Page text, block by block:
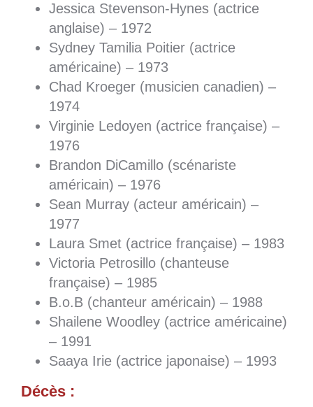
Jessica Stevenson-Hynes (actrice
anglaise) – 1972
Sydney Tamilia Poitier (actrice
américaine) – 1973
Chad Kroeger (musicien canadien) –
1974
Virginie Ledoyen (actrice française) –
1976
Brandon DiCamillo (scénariste
américain) – 1976
Sean Murray (acteur américain) –
1977
Laura Smet (actrice française) – 1983
Victoria Petrosillo (chanteuse
française) – 1985
B.o.B (chanteur américain) – 1988
Shailene Woodley (actrice américaine)
– 1991
Saaya Irie (actrice japonaise) – 1993
Décès :